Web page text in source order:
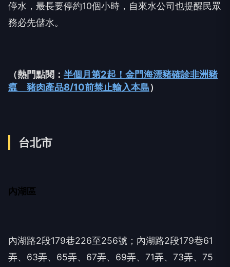
停水，最長要停約10個小時，自來水公司也提醒民眾
務必先儲水。
（熱門點閱： 半個月第2起！金門海漂豬確診非洲豬
瘟 豬肉產品8/10前禁止輸入本島）
台北市
內湖區
內湖路2段179巷226至256號；內湖路2段179巷61
弄、63弄、65弄、67弄、69弄、71弄、73弄、75